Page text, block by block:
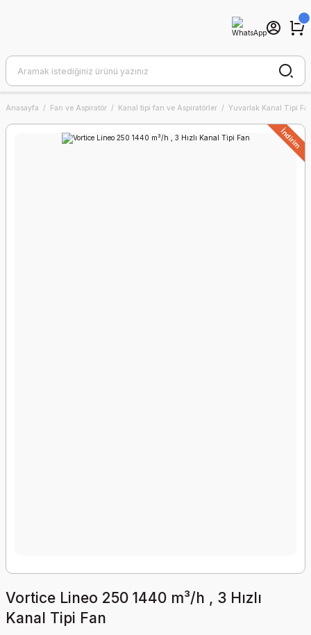
Anasayfa Fan ve Aspiratör Kanal tipi fan ve Aspiratörler Yuvarlak Kanal Tipi
İndirim
Vortice Lineo 250 1440 m³/h , 3 Hızlı
Kanal Tipi Fan